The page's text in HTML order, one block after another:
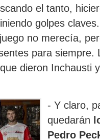
el tanto,
golpes
no merecía,
para siempre.
dieron Inchausti
- Y claro,
quedarán
Pedro